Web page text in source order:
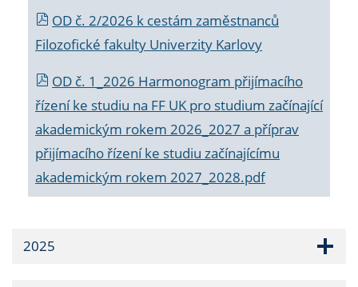
OD č. 2/2026 k cestám zaměstnanců
Filozofické fakulty Univerzity Karlovy
OD č. 1_2026 Harmonogram přijímacího
řízení ke studiu na FF UK pro studium začínající
akademickým rokem 2026_2027 a příprav
přijímacího řízení ke studiu začínajícímu
akademickým rokem 2027_2028.pdf
2025